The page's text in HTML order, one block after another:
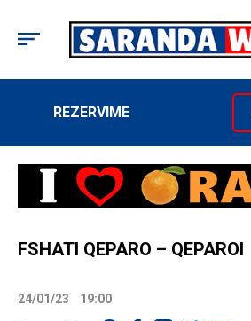
REZERVIME
FSHATI QEPARO – QEPAROI
24/01/23 19:00